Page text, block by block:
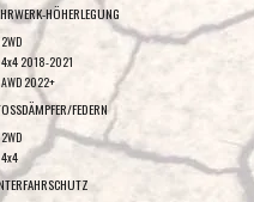
HÖHERLEGUNG
2WD
4x4 2018-2021
AWD 2022+
FEDERN
2WD
4x4